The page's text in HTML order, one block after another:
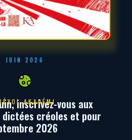
JUIN 2026
AKADÉMI
inscrivez-vous aux
créoles et pour
2026